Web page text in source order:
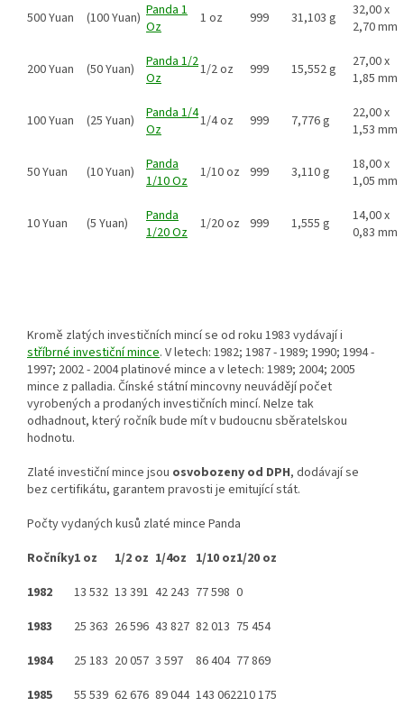
500 Yuan (100 Yuan) Panda 1
Oz
1 oz 999 31,103 g
32,00 x
2,70 mm
200 Yuan (50 Yuan)
Panda 1/2
Oz
1/2 oz 999 15,552 g
27,00 x
1,85 mm
100 Yuan (25 Yuan)
Panda 1/4
Oz
1/4 oz 999 7,776 g
22,00 x
1,53 mm
50 Yuan (10 Yuan)
Panda
1/10 Oz
1/10 oz 999 3,110 g
18,00 x
1,05 mm
10 Yuan (5 Yuan)
Panda
1/20 Oz
1/20 oz 999 1,555 g
14,00 x
0,83 mm
Kromě zlatých investičních mincí se od roku 1983 vydávají i
stříbrné investiční mince. V letech: 1982; 1987 - 1989; 1990; 1994 -
1997; 2002 - 2004 platinové mince a v letech: 1989; 2004; 2005
mince z palladia. Čínské státní mincovny neuvádějí počet
vyrobených a prodaných investičních mincí. Nelze tak
odhadnout, který ročník bude mít v budoucnu sběratelskou
hodnotu.
Zlaté investiční mince jsou osvobozeny od DPH, dodávají se
bez certifikátu, garantem pravosti je emitující stát.
Počty vydaných kusů zlaté mince Panda
Ročníky1 oz 1/2 oz 1/4oz 1/10 oz1/20 oz
1982
13 532 13 391 42 243 77 598 0
1983
25 363 26 596 43 827 82 013 75 454
1984
25 183 20 057 3 597 86 404 77 869
1985
55 539 62 676 89 044 143 062210 175